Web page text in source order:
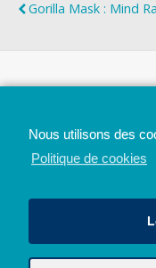
Gorilla Mask : Mind
Nous utilisons des
Politique de cookies